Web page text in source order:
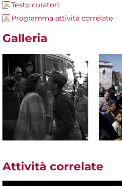
Testo curatori
Programma attività correlate
Galleria
Attività correlate